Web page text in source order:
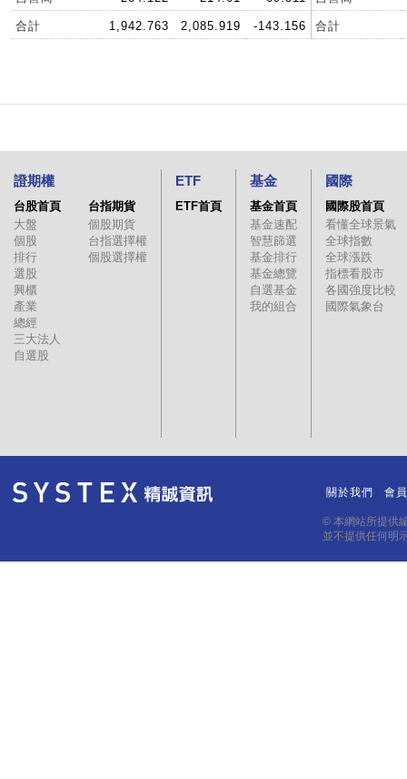
合計 1,942.763 2,085.919 -143.156 合計
證期權
台股首頁
大盤
個股
排行
選股
興櫃
產業
總經
三大法人
自選股
台指期貨
個股期貨
台指選擇權
個股選擇權
ETF
ETF首頁
基金
基金首頁
基金速配
智慧篩選
基金排行
基金總覽
自選基金
我的組合
國際
國際股首頁
看懂全球景氣
全球指數
全球漲跌
指標看股市
各國強度比較
國際氣象台
關於我們 會
© 本網站所提供
並不提供任何明